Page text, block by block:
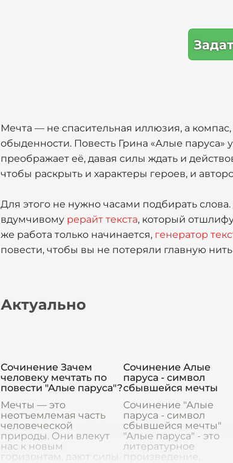
Мечта — не спасительная иллюзия, а компас,
обыденности. Повесть Грина «Алые паруса»
преображает её, давая силы ждать и
чтобы раскрыть и характеры героев, и
Для этого не нужно часами подбирать
вдумчивому рерайт текста, который
же работа только начинается, генератор
повести, чтобы вы не потеряли главную
Актуально
Сочинение Зачем
человеку мечтать по
повести "Алые паруса"?
Мечты — это
неотъемлемая часть
человеческой
природы. Они влекут
нас к новым
горизонтам, дают силы
Сочинение Алые
паруса - символ
сбывшейся мечты
Сочинение "Алые
паруса - символ
сбывшейся мечты"
"Алые паруса" - это
литературное
произведение,